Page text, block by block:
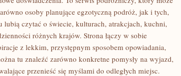
osoby planujące egzotyczną podróż, jak i tych,
lubią czytać o świecie, kulturach, atrakcjach, kuchni,
różnych krajów. Strona łączy w sobie
z lekkim, przystępnym sposobem opowiadania,
tu znaleźć zarówno konkretne pomysły na wyjazd,
przenieść się myślami do odległych miejsc.